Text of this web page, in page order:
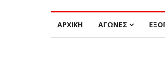
ΑΡΧΙΚΗ ΑΓΩΝΕΣ